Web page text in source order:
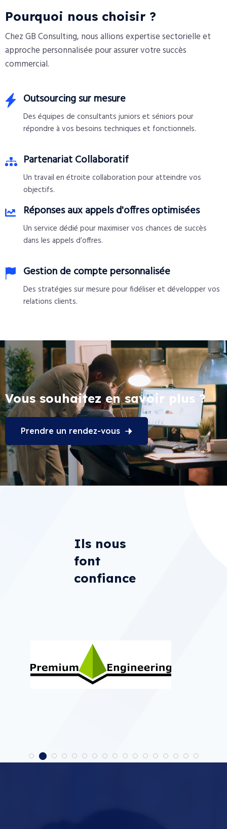
Pourquoi nous choisir ?
Chez GB Consulting, nous allions expertise sectorielle et
approche personnalisée pour assurer votre succès
commercial.
Outsourcing sur mesure
Des équipes de consultants juniors et séniors pour
répondre à vos besoins techniques et fonctionnels.
Partenariat Collaboratif
Un travail en étroite collaboration pour atteindre vos
objectifs.
Réponses aux appels d'offres optimisées
Un service dédié pour maximiser vos chances de succès
dans les appels d’offres.
Gestion de compte personnalisée
Des stratégies sur mesure pour fidéliser et développer vos
relations clients.
Vous souhaitez en savoir plus ?
Prendre un rendez-vous
Ils nous
font
confiance
1 2 3 4 5 6 7 8 9 10 11 12 13 14 15 16 17